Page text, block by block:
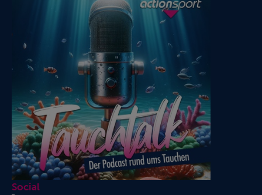
Social